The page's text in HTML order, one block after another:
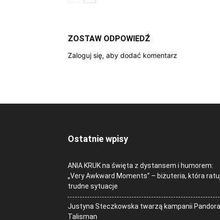
ZOSTAW ODPOWIEDŹ
Zaloguj się, aby dodać komentarz
Ostatnie wpisy
ANIA KRUK na święta z dystansem i humorem:
„Very Awkward Moments” – biżuteria, która
trudne sytuacje
Justyna Steczkowska twarzą kampanii Pandora
Talisman